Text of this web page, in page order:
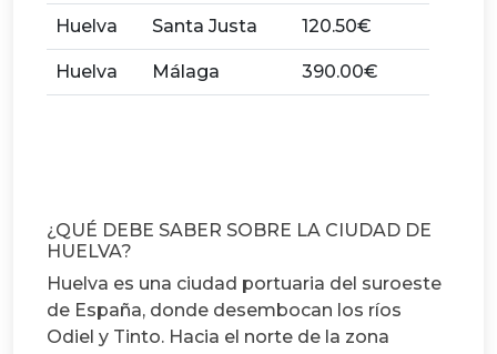
Huelva Santa Justa 120.50€
Huelva Málaga 390.00€
¿QUÉ DEBE SABER SOBRE LA CIUDAD DE
HUELVA?
Huelva es una ciudad portuaria del suroeste
de España, donde desembocan los ríos
Odiel y Tinto. Hacia el norte de la zona